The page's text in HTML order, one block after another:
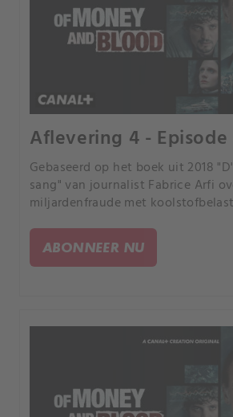
Aflevering 4 - Episode
Gebaseerd op het boek uit 2018
sang" van journalist Fabrice Arfi
miljardenfraude met
genoemd.
ABONNEER NU